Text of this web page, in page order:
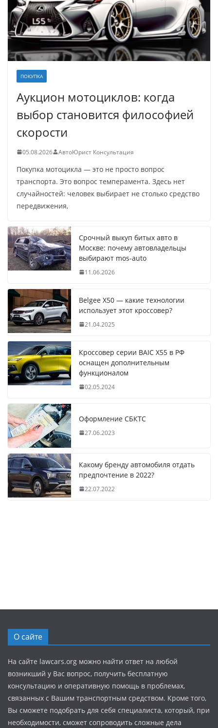
ПОКУПКА
Аукцион мотоциклов: когда
выбор становится философией
скорости
05.08.2026 АвтоЮрист Консультация
Покупка мотоцикла — это не просто вопрос
транспорта. Это вопрос темперамента. Здесь нет
случайностей: человек выбирает не столько средство
передвижения,
Срочный выкуп битых авто в
Москве: почему автовладельцы
выбирают mos-auto
11.06.2026
Belgee X50 — какие технологии
использует этот кроссовер?
21.04.2025
Кроссовер серии BAIC X55 в РФ
оснащен дополнительным
функционалом
02.05.2024
Оформление СБКТС
27.06.2023
Какому бренду автомобиля отдать
предпочтение в 2022?
22.07.2022
О сайте
На сайте lawcars.org можно найти ответ на любой
возникший у Вас вопрос, получить бесплатную
консультацию и оперативную помощь в проблемах,
связанных с Вашим транспортным средством. Кроме того,
Вы сможете подобрать для себя специалиста, который, при
необходимости, сможет сопроводить сложные дела